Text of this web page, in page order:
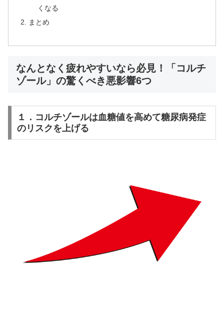
くなる
まとめ
なんとなく疲れやすいなら必見！「コルチ
ゾール」の驚くべき悪影響6つ
１．コルチゾールは血糖値を高めて糖尿病発症
のリスクを上げる